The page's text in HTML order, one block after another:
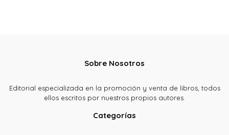
Sobre Nosotros
Editorial especializada en la promoción y venta de libros, todos
ellos escritos por nuestros propios autores.
Categorías